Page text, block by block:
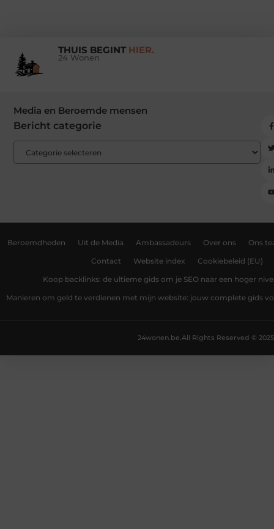
THUIS BEGINT HIER.
24 Wonen
Media en Beroemde mensen
Bericht categorie
Beroemdheden Uit de Media Ambassadeurs Over ons Ons
Contact Website index Cookiebeleid (EU)
Koop backlinks: de ultieme gids om je SEO naar een hoger
Manieren om geld te verdienen met mijn website: jouw complete gids
All Rights Reserved © 2025
24wonen.be.